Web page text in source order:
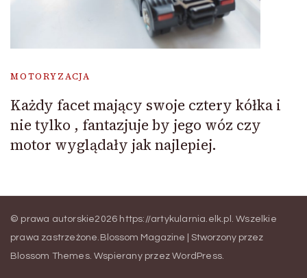
MOTORYZACJA
Każdy facet mający swoje cztery kółka i
nie tylko , fantazjuje by jego wóz czy
motor wyglądały jak najlepiej.
© prawa autorskie2026 https://artykularnia.elk.pl . Wszelkie
prawa zastrzeżone. Blossom Magazine | Stworzony przez
Blossom Themes. Wspierany przezWordPress.